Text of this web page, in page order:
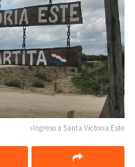
»Ingreso a Santa Victoria Este